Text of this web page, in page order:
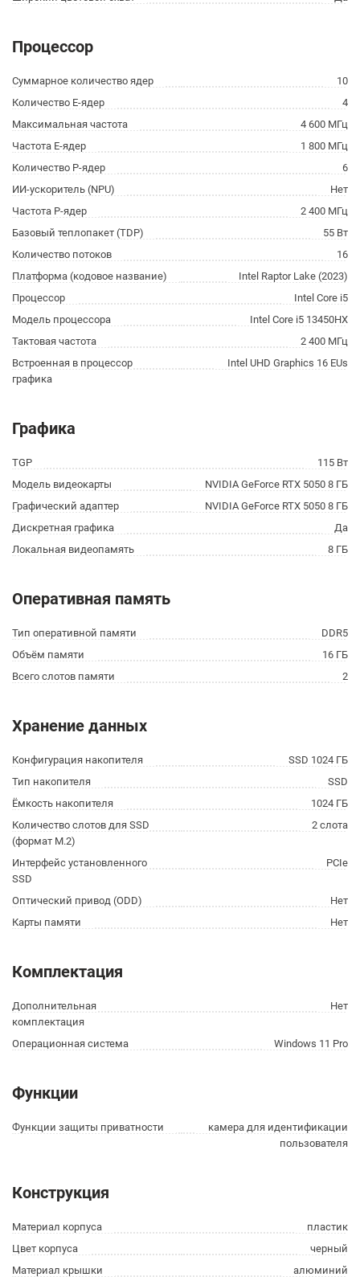
Процессор
Суммарное количество ядер
10
Количество E-ядер
4
Максимальная частота
4 600 МГц
Частота E-ядер
1 800 МГц
Количество P-ядер
6
ИИ-ускоритель (NPU)
Нет
Частота P-ядер
2 400 МГц
Базовый теплопакет (TDP)
55 Вт
Количество потоков
16
Платформа (кодовое название)
Intel Raptor Lake (2023)
Процессор
Intel Core i5
Модель процессора
Intel Core i5 13450HX
Тактовая частота
2 400 МГц
Встроенная в процессор
графика
Intel UHD Graphics 16 EUs
Графика
TGP
115 Вт
Модель видеокарты
NVIDIA GeForce RTX 5050 8 ГБ
Графический адаптер
NVIDIA GeForce RTX 5050 8 ГБ
Дискретная графика
Да
Локальная видеопамять
8 ГБ
Оперативная память
Тип оперативной памяти
DDR5
Объём памяти
16 ГБ
Всего слотов памяти
2
Хранение данных
Конфигурация накопителя
SSD 1024 ГБ
Тип накопителя
SSD
Ёмкость накопителя
1024 ГБ
Количество слотов для SSD
(формат M.2)
2 слота
Интерфейс установленного
SSD
PCIe
Оптический привод (ODD)
Нет
Карты памяти
Нет
Комплектация
Дополнительная
комплектация
Нет
Операционная система Windows 11 Pro
Функции
Функции защиты приватности
камера для идентификации
пользователя
Конструкция
Материал корпуса
пластик
Цвет корпуса
черный
Материал крышки
алюминий